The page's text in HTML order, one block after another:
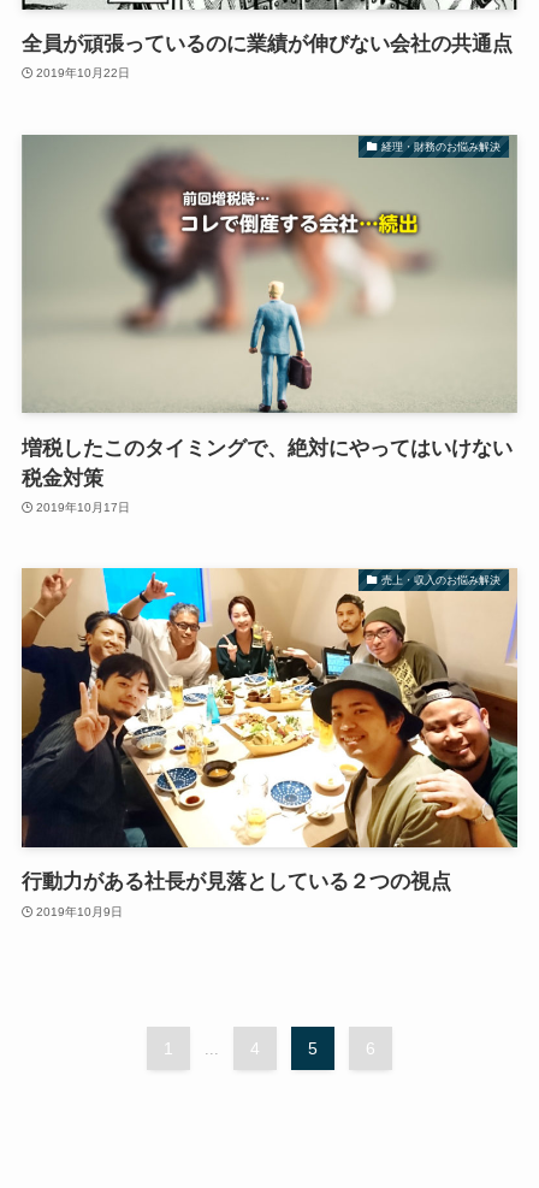
全員が頑張っているのに業績が伸びない会社の共通点
2019年10月22日
経理・財務のお悩み解決
増税したこのタイミングで、絶対にやってはいけない
税金対策
2019年10月17日
売上・収入のお悩み解決
行動力がある社長が見落としている２つの視点
2019年10月9日
1 4 5 6